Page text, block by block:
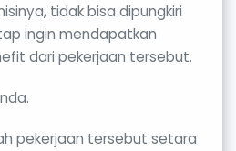
tidak bisa dipungkiri
ingin mendapatkan
dari pekerjaan tersebut.
pekerjaan tersebut setara